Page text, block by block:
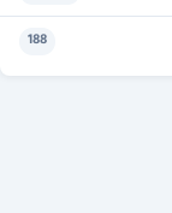
188